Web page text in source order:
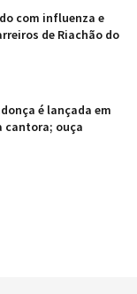
com influenza e
de Riachão do
é lançada em
cantora; ouça